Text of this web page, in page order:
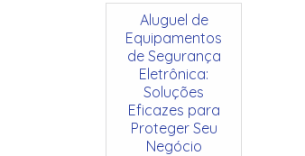
Aluguel de
Equipamentos
de Segurança
Eletrônica:
Soluções
Eficazes para
Proteger Seu
Negócio